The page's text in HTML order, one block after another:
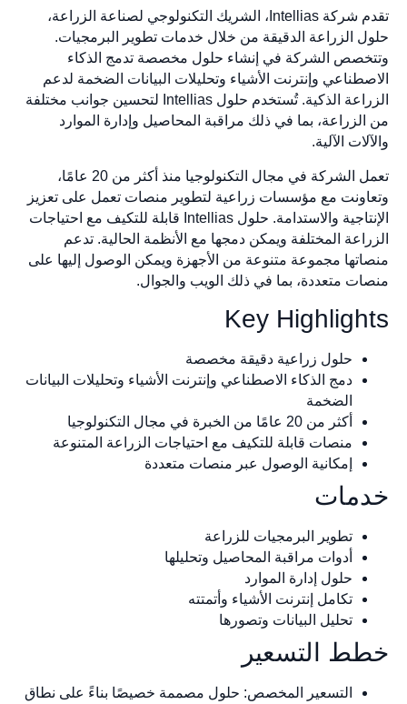
تقدم شركة Intellias، الشريك التكنولوجي لصناعة الزراعة،
الزراعة الدقيقة من خلال خدمات تطوير البرمجيات.
الشركة في إنشاء حلول مخصصة تدمج الذكاء
وإنترنت الأشياء وتحليلات البيانات الضخمة لدعم
الزراعة الذكية. تُستخدم حلول Intellias لتحسين جوانب مختلفة
بما في ذلك مراقبة المحاصيل وإدارة الموارد
الآلية.
تعمل الشركة في مجال التكنولوجيا منذ أكثر من 20 عامًا،
مع مؤسسات زراعية لتطوير منصات تعمل على تعزيز
الإنتاجية والاستدامة. حلول Intellias قابلة للتكيف مع احتياجات
المختلفة ويمكن دمجها مع الأنظمة الحالية. تدعم
مجموعة متنوعة من الأجهزة ويمكن الوصول إليها على
متعددة، بما في ذلك الويب والجوال.
Key
حلول زراعية دقيقة مخصصة
دمج الذكاء الاصطناعي وإنترنت الأشياء وتحليلات البيانات
الضخمة
أكثر من 20 عامًا من الخبرة في مجال التكنولوجيا
منصات قابلة للتكيف مع احتياجات الزراعة المتنوعة
إمكانية الوصول عبر منصات متعددة
تطوير البرمجيات للزراعة
أدوات مراقبة المحاصيل وتحليلها
حلول إدارة الموارد
تكامل إنترنت الأشياء وأتمتته
تحليل البيانات وتصورها
التسعير
التسعير المخصص: حلول مصممة خصيصًا بناءً على نطاق